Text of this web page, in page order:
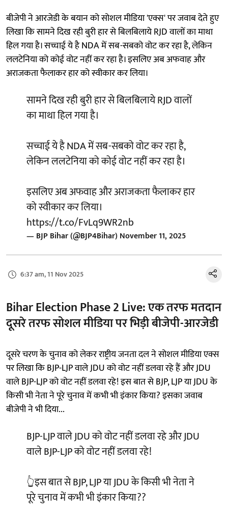
बीजेपी ने आरजेडी के बयान को सोशल मीडिया 'एक्स' पर जवाब देते हुए
लिखा कि सामने दिख रही बुरी हार से बिलबिलाये RJD वालों का माथा
हिल गया है। सच्चाई ये है NDA में सब-सबको वोट कर रहा है, लेकिन
ललटेनिया को कोई वोट नहीं कर रहा है। इसलिए अब अफवाह और
अराजकता फैलाकर हार को स्वीकार कर लिया।
सामने दिख रही बुरी हार से बिलबिलाये RJD वालों
का माथा हिल गया है।
सच्चाई ये है NDA में सब-सबको वोट कर रहा है,
लेकिन ललटेनिया को कोई वोट नहीं कर रहा है।
इसलिए अब अफवाह और अराजकता फैलाकर हार
को स्वीकार कर लिया।
https://t.co/FvLq9WR2nb
— BJP Bihar (@BJP4Bihar)November 11, 2025
6:37 am, 11 Nov 2025
Bihar Election Phase 2 Live: एक तरफ मतदान
दूसरे तरफ सोशल मीडिया पर भिड़ी बीजेपी-आरजेडी
दूसरे चरण के चुनाव को लेकर राष्ट्रीय जनता दल ने सोशल मीडिया एक्स
पर लिखा कि BJP-LJP वाले JDU को वोट नहीं डलवा रहे हैं और JDU
वाले BJP-LJP को वोट नहीं डलवा रहे! इस बात से BJP, LJP या JDU के
किसी भी नेता ने पूरे चुनाव में कभी भी इंकार किया? इसका जवाब
बीजेपी ने भी दिया...
BJP-LJP वाले JDU को वोट नहीं डलवा रहे और JDU
वाले BJP-LJP को वोट नहीं डलवा रहे!
👆इस बात से BJP, LJP या JDU के किसी भी नेता ने
पूरे चुनाव में कभी भी इंकार किया??